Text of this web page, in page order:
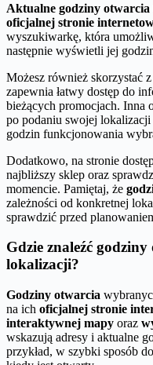
Aktualne godziny
oficjalnej stronie
wyszukiwarkę, która
następnie wyświetli jej
Możesz również skorzystać z
zapewnia łatwy dostęp do
bieżących promocjach. Inna
po podaniu swojej lokalizacji
godzin funkcjonowania
Dodatkowo, na stronie
najbliższy sklep oraz
momencie. Pamiętaj, że
zależności od konkretnej
sprawdzić przed
Gdzie znaleźć
lokalizacji?
Godziny otwarcia
na ich oficjalnej stronie
interaktywnej mapy oraz
wskazują adresy i aktualne
przykład, w szybki sposób